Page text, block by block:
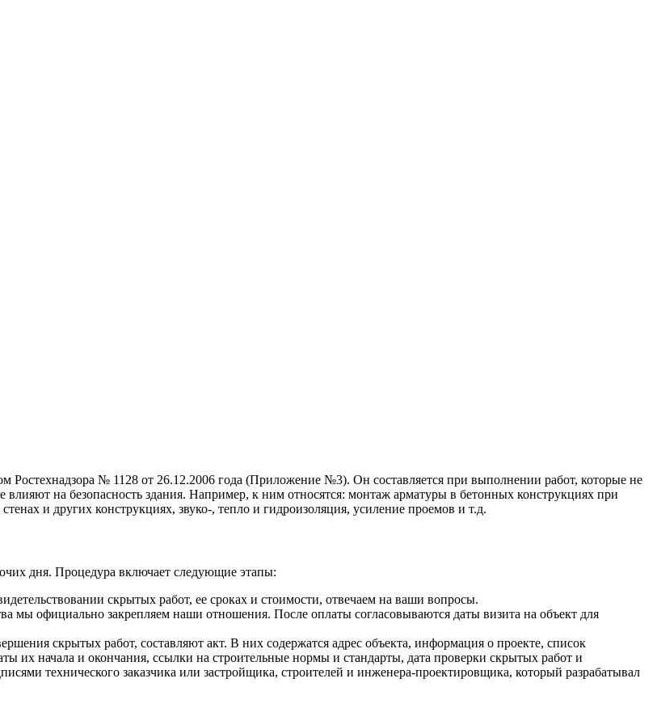
Ростехнадзора № 1128 от 26.12.2006 года (Приложение №3). Он составляется при выполнении работ, которые не
на безопасность здания. Например, к ним относятся: монтаж арматуры в бетонных конструкциях при
и других конструкциях, звуко-, тепло и гидроизоляция, усиление проемов и т.д.
дня. Процедура включает следующие этапы:
скрытых работ, ее сроках и стоимости, отвечаем на ваши вопросы.
мы официально закрепляем наши отношения. После оплаты согласовываются даты визита на объект для
скрытых работ, составляют акт. В них содержатся адрес объекта, информация о проекте, список
их начала и окончания, ссылки на строительные нормы и стандарты, дата проверки скрытых работ и
технического заказчика или застройщика, строителей и инженера-проектировщика, который разрабатывал